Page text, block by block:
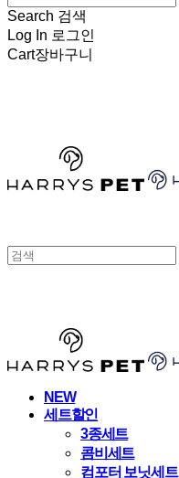
Search 검색
Log In 로그인
Cart장바구니
NEW
세트할인
3종세트
콤비세트
컴포터 보닛세트